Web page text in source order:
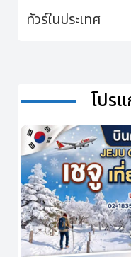
ทัวร์ในประเทศ
โปร